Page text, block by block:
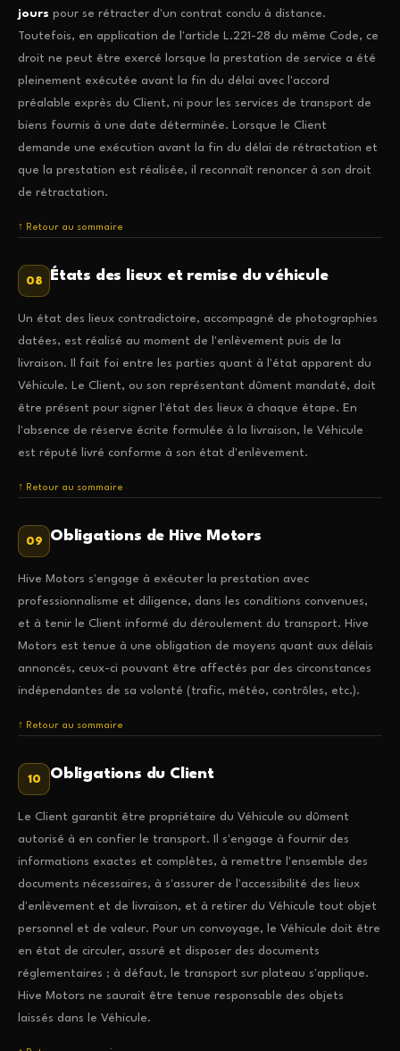
jours pour se rétracter d'un contrat conclu à distance.
Toutefois, en application de l'article L.221-28 du même Code, ce
droit ne peut être exercé lorsque la prestation de service a été
pleinement exécutée avant la fin du délai avec l'accord
préalable exprès du Client, ni pour les services de transport de
biens fournis à une date déterminée. Lorsque le Client
demande une exécution avant la fin du délai de rétractation et
que la prestation est réalisée, il reconnaît renoncer à son droit
de rétractation.
↑ Retour au sommaire
08 États des lieux et remise du véhicule
Un état des lieux contradictoire, accompagné de photographies
datées, est réalisé au moment de l'enlèvement puis de la
livraison. Il fait foi entre les parties quant à l'état apparent du
Véhicule. Le Client, ou son représentant dûment mandaté, doit
être présent pour signer l'état des lieux à chaque étape. En
l'absence de réserve écrite formulée à la livraison, le Véhicule
est réputé livré conforme à son état d'enlèvement.
↑ Retour au sommaire
09 Obligations de Hive Motors
Hive Motors s'engage à exécuter la prestation avec
professionnalisme et diligence, dans les conditions convenues,
et à tenir le Client informé du déroulement du transport. Hive
Motors est tenue à une obligation de moyens quant aux délais
annoncés, ceux-ci pouvant être affectés par des circonstances
indépendantes de sa volonté (trafic, météo, contrôles, etc.).
↑ Retour au sommaire
10 Obligations du Client
Le Client garantit être propriétaire du Véhicule ou dûment
autorisé à en confier le transport. Il s'engage à fournir des
informations exactes et complètes, à remettre l'ensemble des
documents nécessaires, à s'assurer de l'accessibilité des lieux
d'enlèvement et de livraison, et à retirer du Véhicule tout objet
personnel et de valeur. Pour un convoyage, le Véhicule doit être
en état de circuler, assuré et disposer des documents
réglementaires ; à défaut, le transport sur plateau s'applique.
Hive Motors ne saurait être tenue responsable des objets
laissés dans le Véhicule.